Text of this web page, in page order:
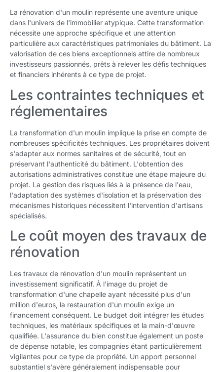
La rénovation d'un moulin représente une aventure unique
dans l'univers de l'immobilier atypique. Cette transformation
nécessite une approche spécifique et une attention
particulière aux caractéristiques patrimoniales du bâtiment. La
valorisation de ces biens exceptionnels attire de nombreux
investisseurs passionnés, prêts à relever les défis techniques
et financiers inhérents à ce type de projet.
Les contraintes techniques et
réglementaires
La transformation d'un moulin implique la prise en compte de
nombreuses spécificités techniques. Les propriétaires doivent
s'adapter aux normes sanitaires et de sécurité, tout en
préservant l'authenticité du bâtiment. L'obtention des
autorisations administratives constitue une étape majeure du
projet. La gestion des risques liés à la présence de l'eau,
l'adaptation des systèmes d'isolation et la préservation des
mécanismes historiques nécessitent l'intervention d'artisans
spécialisés.
Le coût moyen des travaux de
rénovation
Les travaux de rénovation d'un moulin représentent un
investissement significatif. À l'image du projet de
transformation d'une chapelle ayant nécessité plus d'un
million d'euros, la restauration d'un moulin exige un
financement conséquent. Le budget doit intégrer les études
techniques, les matériaux spécifiques et la main-d'œuvre
qualifiée. L'assurance du bien constitue également un poste
de dépense notable, les compagnies étant particulièrement
vigilantes pour ce type de propriété. Un apport personnel
substantiel s'avère généralement indispensable pour